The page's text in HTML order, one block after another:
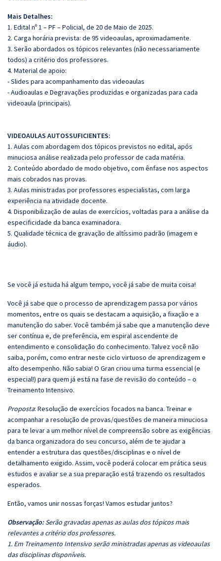
Mais Detalhes:
1. Edital nº 1 – PF – Policial, de 20 de Maio de 2025.
2. Carga horária prevista: de 95 videoaulas, aproximadamente.
3. Serão abordados os tópicos relevantes (não necessariamente
todos) a critério dos professores.
4. Material de apoio:
- Slides para acompanhamento das videoaulas
- Audioaulas e Degravações produzidas e organizadas para cada
videoaula (principais).
VIDEOAULAS AUTOSSUFICIENTES:
1. Aulas com abordagem dos tópicos previstos no edital, após
minuciosa análise realizada pelo professor de cada matéria.
2. Conteúdo abordado de modo objetivo, com ênfase nos aspectos
mais cobrados nas provas.
3. Aulas ministradas por professores especialistas, com larga
experiência na atividade docente.
4. Disponibilização de aulas de exercícios, voltadas para a análise da
especificidade da banca examinadora.
5. Qualidade técnica de gravação de altíssimo padrão (imagem e
áudio).
Se você já estuda há algum tempo, você já sabe de muita coisa!
Você já sabe que o processo de aprendizagem passa por vários
momentos, entre os quais se destacam a aquisição, a fixação e a
manutenção do saber. Você também já sabe que a manutenção deve
ser contínua e, de preferência, em espiral ascendente de
entendimento e consolidação do conhecimento. Talvez você não
saiba, porém, como entrar neste ciclo virtuoso de aprendizagem e
alto desempenho. Não sabia! O Gran criou uma turma essencial (e
especial!) para quem já está na fase de revisão do conteúdo – o
Treinamento Intensivo.
Proposta: Resolução de exercícios focados na banca. Treinar e
acompanhar a resolução de provas/questões de maneira minuciosa
para te levar a um melhor nível de compreensão sobre as exigências
da banca organizadora do seu concurso, além de te ajudar a
entender a estrutura das questões/disciplinas e o nível de
detalhamento exigido. Assim, você poderá colocar em prática seus
estudos e avaliar se a sua preparação está trazendo os resultados
esperados.
Então, vamos unir nossas forças! Vamos estudar juntos?
Observação:Serão gravadas apenas as aulas dos tópicos mais
relevantes a critério dos professores.
1. Em Treinamento Intensivo serão ministradas apenas as videoaulas
das disciplinas disponíveis.